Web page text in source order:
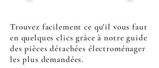
Trouvez facilement ce qu'il vous faut
en quelques clics grâce à notre guide
des pièces détachées électroménager
les plus demandées.